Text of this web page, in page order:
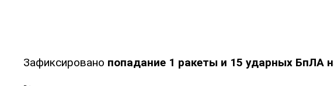
Зафиксировано попадание 1 ракеты и 15 ударных БпЛА